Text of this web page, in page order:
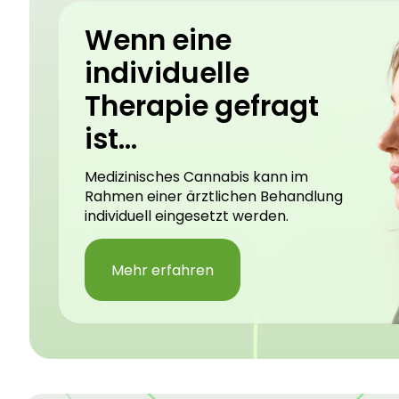
Wenn eine
individuelle
Therapie gefragt
ist...
Medizinisches Cannabis kann im
Rahmen einer ärztlichen Behandlung
individuell eingesetzt werden.
Mehr erfahren